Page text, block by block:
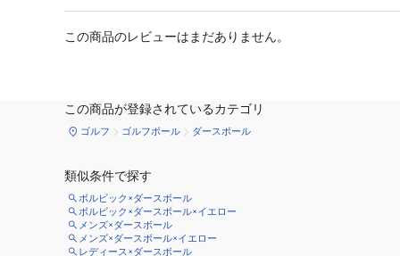
この商品のレビューはまだありません。
この商品が登録されているカテゴリ
ゴルフ ゴルフボール ダースボール
類似条件で探す
ボルビック×ダースボール
ボルビック×ダースボール×イエロー
メンズ×ダースボール
メンズ×ダースボール×イエロー
レディース×ダースボール